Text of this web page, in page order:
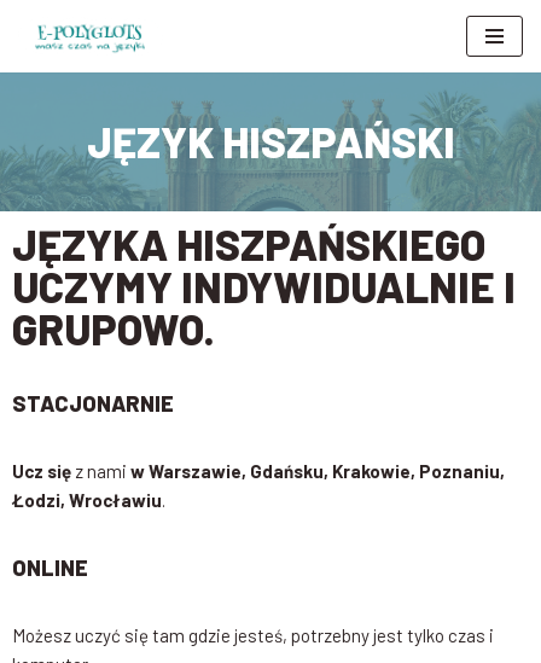
JĘZYK HISZPAŃSKI
JĘZYKA HISZPAŃSKIEGO
UCZYMY INDYWIDUALNIE I
GRUPOWO.
STACJONARNIE
Ucz się z nami w Warszawie, Gdańsku, Krakowie, Poznaniu,
Łodzi, Wrocławiu.
ONLINE
Możesz uczyć się tam gdzie jesteś, potrzebny jest tylko czas i